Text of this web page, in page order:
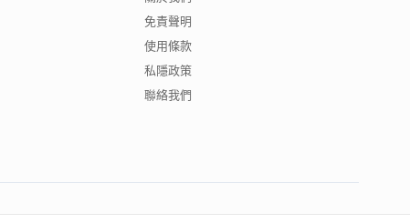
免責聲明
使用條款
私隱政策
聯絡我們